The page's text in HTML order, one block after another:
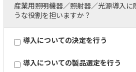
産業用照明機器／照射器／光源導入に
うな役割を担いますか？
導入についての決定を行う
導入についての製品選定を行う